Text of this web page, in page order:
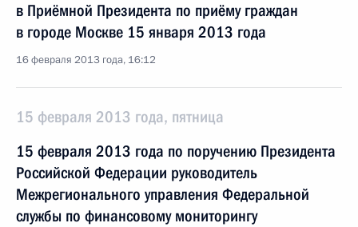
в Приёмной Президента по приёму граждан
в городе Москве 15 января 2013 года
16 февраля 2013 года, 16:12
15 февраля 2013 года, пятница
15 февраля 2013 года по поручению Президента
Российской Федерации руководитель
Межрегионального управления Федеральной
службы по финансовому мониторингу